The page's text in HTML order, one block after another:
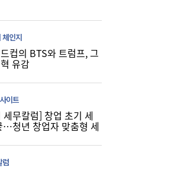
체인지
컵의 BTS와 트럼프, 그
유감
이트
세무칼럼] 창업 초기 세
…청년 창업자 맞춤형 세
럼